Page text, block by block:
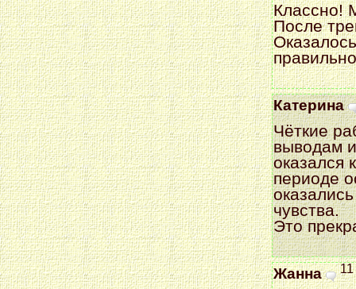
Классно!
После
Катерина
Чёткие
выводам
оказался
периоде
чувства.
Это
Жанна 11